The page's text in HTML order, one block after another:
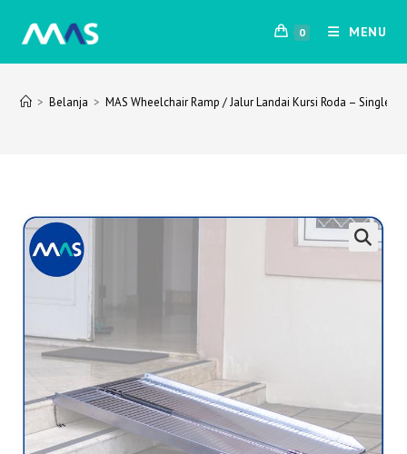
0 MENU
> Belanja > MAS Wheelchair Ramp / Jalur Landai Kursi Roda – Single-